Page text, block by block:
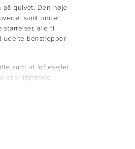
på gulvet. Den høje
samt under
alle til
udelte benstropper
samt at løftesejlet
eller lignende.